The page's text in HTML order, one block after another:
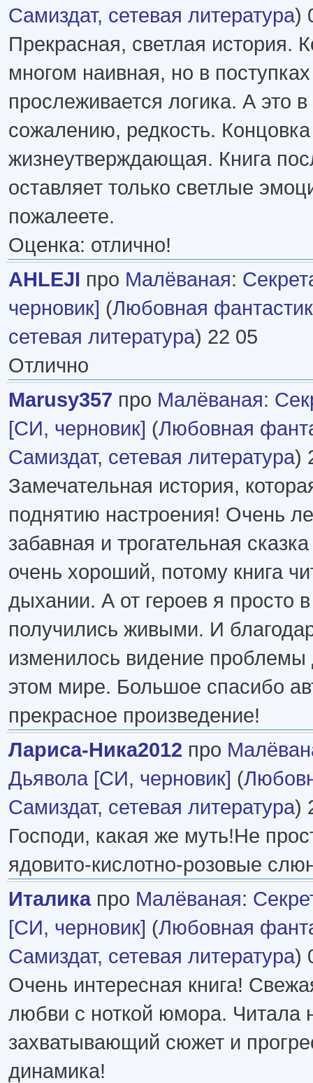
Самиздат, сетевая литература)
Прекрасная, светлая история.
многом наивная, но в
прослеживается логика. А это
сожалению, редкость.
жизнеутверждающая. Книга
оставляет только светлые
пожалеете.
Оценка: отлично!
AHLEJI про Малёваная:
черновик] (Любовная
сетевая литература) 22 05
Отлично
Marusy357 про Малёваная:
[СИ, черновик] (Любовная
Самиздат, сетевая литература)
Замечательная история,
поднятию настроения! Очень
забавная и трогательная
очень хороший, потому книга
дыхании. А от героев я просто
получились живыми. И
изменилось видение проблемы
этом мире. Большое спасибо
прекрасное произведение!
Лариса-Ника2012 про
Дьявола [СИ, черновик] (
Самиздат, сетевая литература)
Господи, какая же муть!Не
ядовито-кислотно-розовые
Италикапро Малёваная:
[СИ, черновик] (Любовная
Самиздат, сетевая литература)
Очень интересная книга!
любви с ноткой юмора. Читала
захватывающий сюжет и
динамика!